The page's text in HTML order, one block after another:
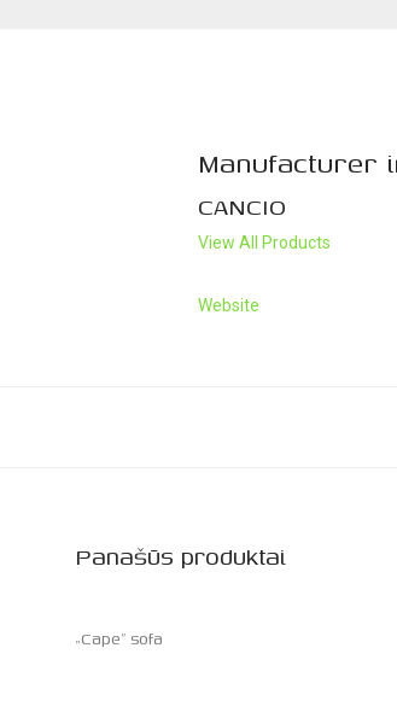
Manufacturer
CANCIO
View All Products
Website
Panašūs produktai
„Cape” sofa